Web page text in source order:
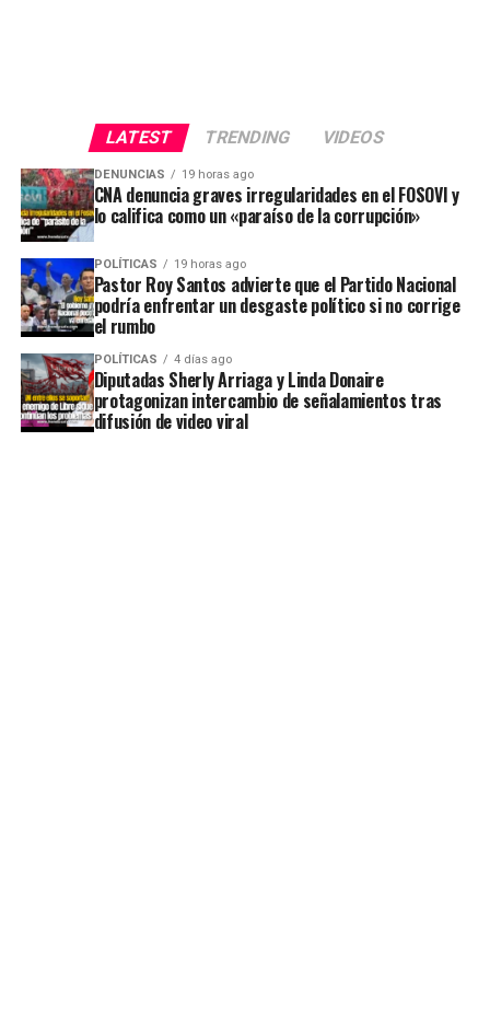
LATEST TRENDING VIDEOS
DENUNCIAS 19 horas ago
CNA denuncia graves irregularidades en el FOSOVI y
lo califica como un «paraíso de la corrupción»
POLÍTICAS 19 horas ago
Pastor Roy Santos advierte que el Partido Nacional
podría enfrentar un desgaste político si no corrige
el rumbo
POLÍTICAS 4 días ago
Diputadas Sherly Arriaga y Linda Donaire
protagonizan intercambio de señalamientos tras
difusión de video viral